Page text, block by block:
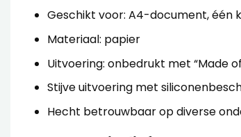
Geschikt voor: A4-document, één
Materiaal: papier
Uitvoering: onbedrukt met “Made
Stijve uitvoering met
Hecht betrouwbaar op diverse